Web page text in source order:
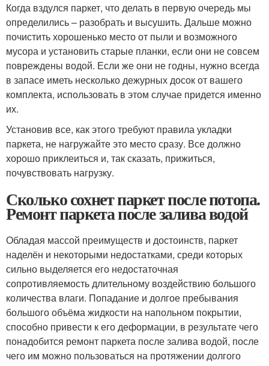
Когда вздулся паркет, что делать в первую очередь мы
определились – разобрать и высушить. Дальше можно
почистить хорошенько место от пыли и возможного
мусора и установить старые планки, если они не совсем
повреждены водой. Если же они не годны, нужно всегда
в запасе иметь несколько дежурных досок от вашего
комплекта, использовать в этом случае придется именно
их.
Установив все, как этого требуют правила укладки
паркета, не нагружайте это место сразу. Все должно
хорошо приклеиться и, так сказать, прижиться,
почувствовать нагрузку.
Сколько сохнет паркет после потопа.
Ремонт паркета после залива водой
Обладая массой преимуществ и достоинств, паркет
наделён и некоторыми недостатками, среди которых
сильно выделяется его недостаточная
сопротивляемость длительному воздействию большого
количества влаги. Попадание и долгое пребывания
большого объёма жидкости на напольном покрытии,
способно привести к его деформации, в результате чего
понадобится ремонт паркета после залива водой, после
чего им можно пользоваться на протяжении долгого